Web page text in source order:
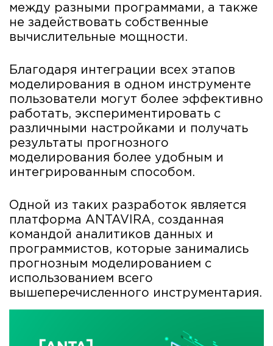
между разными программами, а также
не задействовать собственные
вычислительные мощности.
Благодаря интеграции всех этапов
моделирования в одном инструменте
пользователи могут более эффективно
работать, экспериментировать с
различными настройками и получать
результаты прогнозного
моделирования более удобным и
интегрированным способом.
Одной из таких разработок является
платформа ANTAVIRA, созданная
командой аналитиков данных и
программистов, которые занимались
прогнозным моделированием с
использованием всего
вышеперечисленного инструментария.